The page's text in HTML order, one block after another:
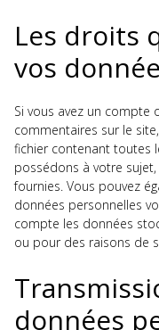
Les droits
vos
Si vous avez un compte
commentaires sur le
fichier contenant toutes
possédons à votre
fournies. Vous pouvez
données personnelles
compte les données
ou pour des raisons de
données